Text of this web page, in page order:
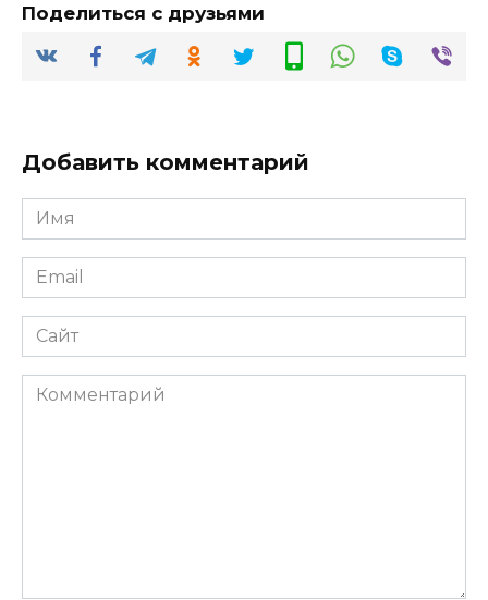
Поделиться с друзьями
Добавить комментарий
Имя
*
Email
*
Сайт
Комментарий